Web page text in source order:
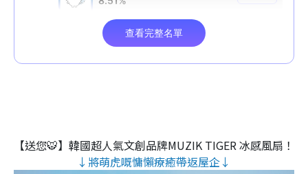
【送您🐯】韓國超人氣文創品牌MUZIK TIGER 冰感風扇！
↓將萌虎嘅慵懶療癒帶返屋企↓